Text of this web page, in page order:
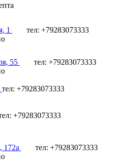
1
тел: +79283073333
55
тел: +79283073333
тел: +79283073333
+79283073333
172а
тел: +79283073333